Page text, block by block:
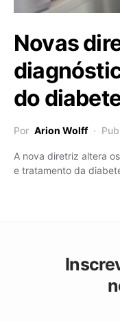
Novas
do
Por Arion Wolff
A nova diretriz altera
e tratamento da